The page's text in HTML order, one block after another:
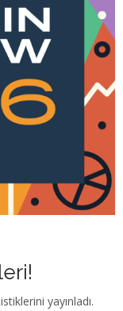
yayınladı.